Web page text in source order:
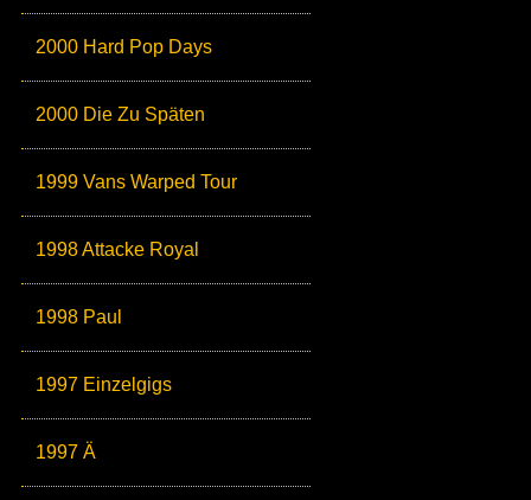
2000 Hard Pop Days
2000 Die Zu Späten
1999 Vans Warped Tour
1998 Attacke Royal
1998 Paul
1997 Einzelgigs
1997 Ä